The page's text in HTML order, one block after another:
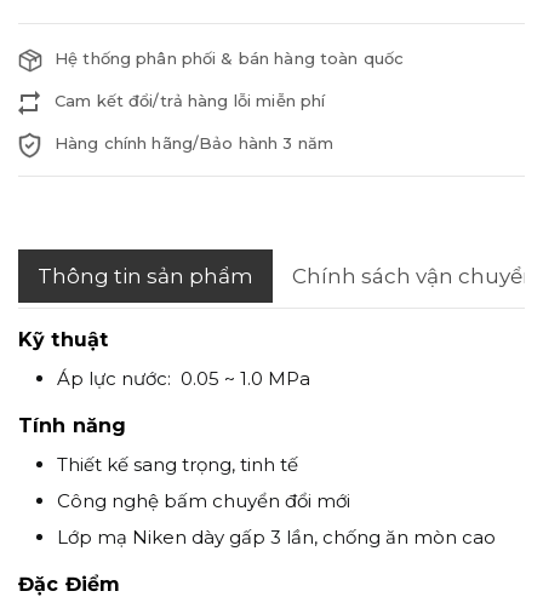
Hệ thống phân phối & bán hàng toàn quốc
Cam kết đổi/trả hàng lỗi miễn phí
Hàng chính hãng/Bảo hành 3 năm
Thông tin sản phẩm Chính sách vận chuyển
Kỹ thuật
Áp lực nước: 0.05 ~ 1.0 MPa
Tính năng
Thiết kế sang trọng, tinh tế
Công nghệ bấm chuyển đổi mới
Lớp mạ Niken dày gấp 3 lần, chống ăn mòn cao
Đặc Điểm